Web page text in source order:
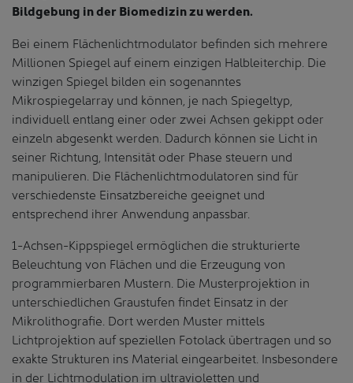
Bildgebung in der Biomedizin zu werden.
Bei einem Flächenlichtmodulator befinden sich mehrere
Millionen Spiegel auf einem einzigen Halbleiterchip. Die
winzigen Spiegel bilden ein sogenanntes
Mikrospiegelarray und können, je nach Spiegeltyp,
individuell entlang einer oder zwei Achsen gekippt oder
einzeln abgesenkt werden. Dadurch können sie Licht in
seiner Richtung, Intensität oder Phase steuern und
manipulieren. Die Flächenlichtmodulatoren sind für
verschiedenste Einsatzbereiche geeignet und
entsprechend ihrer Anwendung anpassbar.
1-Achsen-Kippspiegel ermöglichen die strukturierte
Beleuchtung von Flächen und die Erzeugung von
programmierbaren Mustern. Die Musterprojektion in
unterschiedlichen Graustufen findet Einsatz in der
Mikrolithografie. Dort werden Muster mittels
Lichtprojektion auf speziellen Fotolack übertragen und so
exakte Strukturen ins Material eingearbeitet. Insbesondere
in der Lichtmodulation im ultravioletten und